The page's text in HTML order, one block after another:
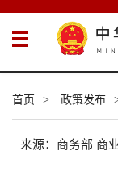
首页 > 政策发布
来源：商务部 商